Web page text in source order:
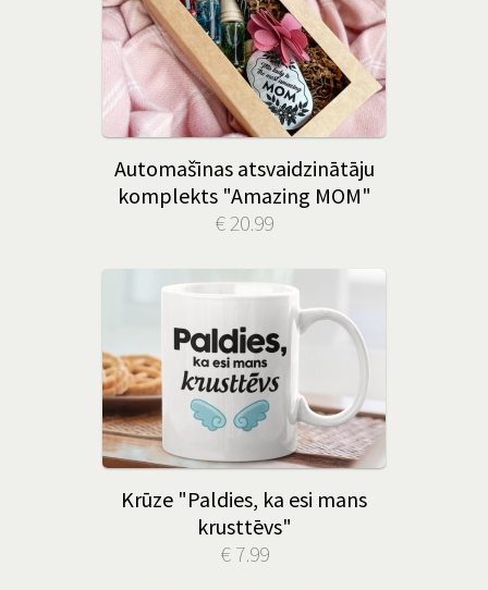
Automašīnas atsvaidzinātāju
komplekts "Amazing MOM"
€ 20.99
Krūze "Paldies, ka esi mans
krusttēvs"
€ 7.99